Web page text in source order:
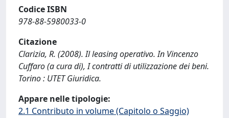
Codice ISBN
978-88-5980033-0
Citazione
Clarizia, R. (2008). Il leasing operativo. In Vincenzo
Cuffaro (a cura di), I contratti di utilizzazione dei beni.
Torino : UTET Giuridica.
Appare nelle tipologie:
2.1 Contributo in volume (Capitolo o Saggio)